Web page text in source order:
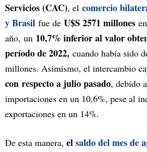
Servicios (CAC), el comercio
y Brasil fue de U$S 2571 millones
año, un 10,7% inferior al valor
período de 2022, cuando había sido
millones. Asimismo, el intercambio
con respecto a julio pasado, debido
importaciones en un 10,6%, pese al
exportaciones en un 14%.
De esta manera, elsaldo del mes de